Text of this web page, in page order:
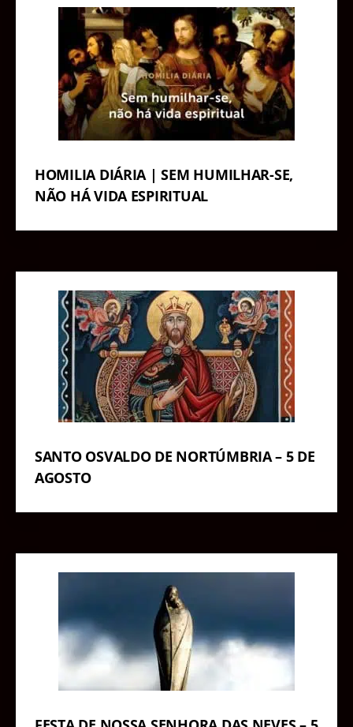
HOMILIA DIÁRIA | SEM HUMILHAR-SE,
NÃO HÁ VIDA ESPIRITUAL
SANTO OSVALDO DE NORTÚMBRIA – 5 DE
AGOSTO